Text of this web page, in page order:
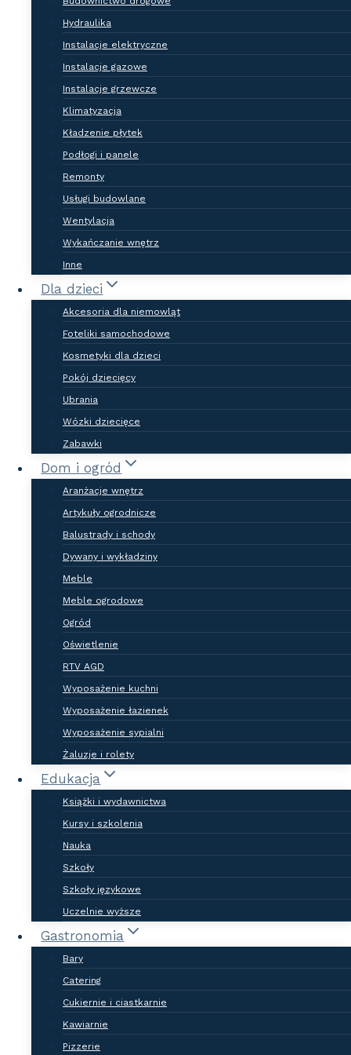
Hydraulika
Instalacje elektryczne
Instalacje gazowe
Instalacje grzewcze
Klimatyzacja
Kładzenie płytek
Podłogi i panele
Remonty
Usługi budowlane
Wentylacja
Wykańczanie wnętrz
Inne
Dla dzieci
Akcesoria dla niemowląt
Foteliki samochodowe
Kosmetyki dla dzieci
Pokój dziecięcy
Ubrania
Wózki dziecięce
Zabawki
Dom i ogród
Aranżacje wnętrz
Artykuły ogrodnicze
Balustrady i schody
Dywany i wykładziny
Meble
Meble ogrodowe
Ogród
Oświetlenie
RTV AGD
Wyposażenie kuchni
Wyposażenie łazienek
Wyposażenie sypialni
Żaluzje i rolety
Edukacja
Książki i wydawnictwa
Kursy i szkolenia
Nauka
Szkoły
Szkoły językowe
Uczelnie wyższe
Gastronomia
Bary
Catering
Cukiernie i ciastkarnie
Kawiarnie
Pizzerie
przedsiębiorstwa, z wielu różnych
branż. Bez znaczenia, czy
poszukujesz mechanika
samochodowego, biura
rachunkowego czy też specjalisty
IT – możesz mieć pewność, że
zaproponujemy Ci odpowiednich
wykonawców!
O nas
Najnowsze firmy
NASZE ZALETY
Dlaczego warto
dodać wpis do
naszej bazy?
Zakładając wizytówkę w naszym
katalogu firm, zyskujesz
konkretne korzyści dla rozwoju
swojego biznesu!
Wizerunek lidera
Buduj wizerunek lidera w swojej branży,
dzięki możliwości pojawienia się w
jednej kategorii razem ze swoimi
konkurentami!